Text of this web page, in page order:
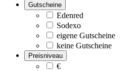
Gutscheine
Edenred
Sodexo
eigene Gutscheine
keine Gutscheine
Preisniveau
€